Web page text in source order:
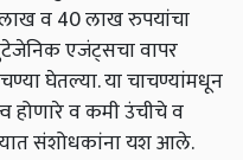
लाख व 40 लाख रुपयांचा
एजंट्सचा वापर
घेतल्या. या चाचण्यांमधून
होणारे व कमी उंचीचे व
संशोधकांना यश आले.